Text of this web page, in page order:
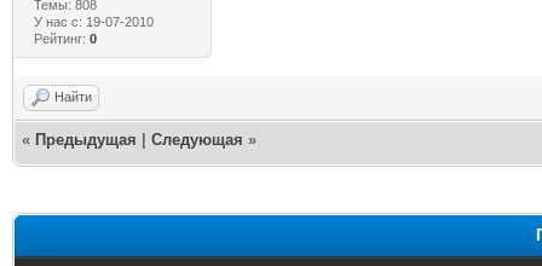
Темы: 808
У нас с: 19-07-2010
Рейтинг: 0
Найти
« Предыдущая Следующая »